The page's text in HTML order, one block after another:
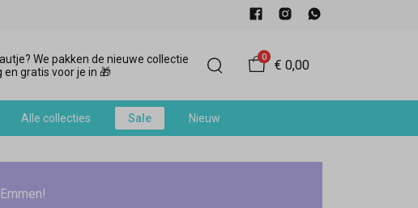
We pakken de nieuwe collectie
en gratis voor je in 🎁
0
€ 0,00
Alle collecties Sale Nieuw